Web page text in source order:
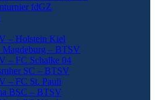
fdGZ
– Holstein Kiel
Magdeburg – BTSV
– FC Schalke 04
SC – BTSV
– FC St. Pauli
BSC – BTSV